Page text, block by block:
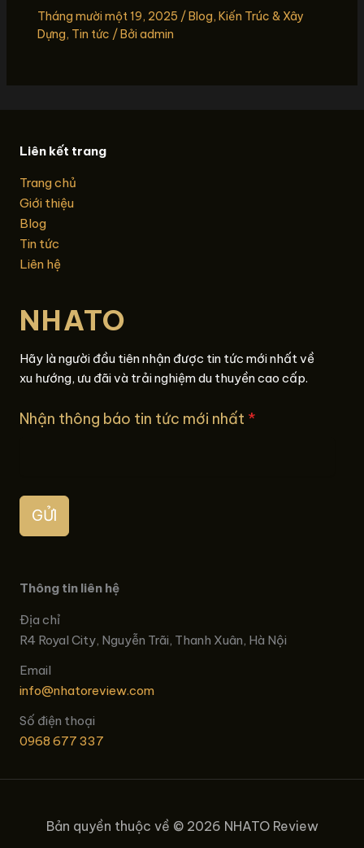
Tháng mười một 19, 2025 / Blog, Kiến Trúc & Xây
Dựng, Tin tức / Bởi admin
Liên kết trang
Trang chủ
Giới thiệu
Blog
Tin tức
Liên hệ
NHATO
Hãy là người đầu tiên nhận được tin tức mới nhất về
xu hướng, ưu đãi và trải nghiệm du thuyền cao cấp.
Nhận thông báo tin tức mới nhất *
GỬI
Thông tin liên hệ
Địa chỉ
R4 Royal City, Nguyễn Trãi, Thanh Xuân, Hà Nội
Email
info@nhatoreview.com
Số điện thoại
0968 677 337
Bản quyền thuộc về © 2026 NHATO Review